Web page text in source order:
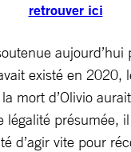
retrouver ici
aujourd’hui
existé en 2020,
mort d’Olivio
légalité présumée,
d’agir vite pour